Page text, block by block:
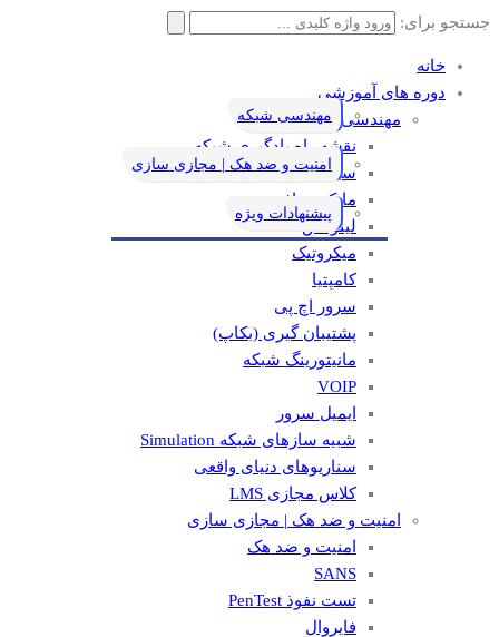
جستجو برای:
خانه
دوره های آموزشی
مهندسی شبکه
نقشه راه یادگیری شبکه
سیسکو
مایکروسافت
لینوکس
میکروتیک
کامپتیا
سرور اچ پی
پشتیبان گیری (بکاپ)
مانيتورينگ شبکه
VOIP
ایمیل سرور
شبیه سازهای شبکه Simulation
سناریوهای دنیای واقعی
کلاس مجازی LMS
امنیت و ضد هک | مجازی سازی
امنیت و ضد هک
SANS
تست نفوذ PenTest
فایروال
مهندسی شبکه
امنیت و ضد هک | مجازی سازی
پیشنهادات ویژه